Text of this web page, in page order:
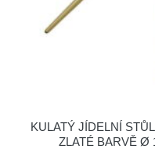
KULATÝ JÍDELNÍ
ZLATÉ BARVĚ Ø